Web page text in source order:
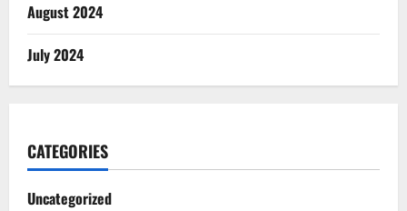
August 2024
July 2024
CATEGORIES
Uncategorized